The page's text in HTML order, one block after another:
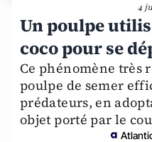
4
Un poulpe
coco pour se
Ce phénomène très
poulpe de semer
prédateurs, en
objet porté par le